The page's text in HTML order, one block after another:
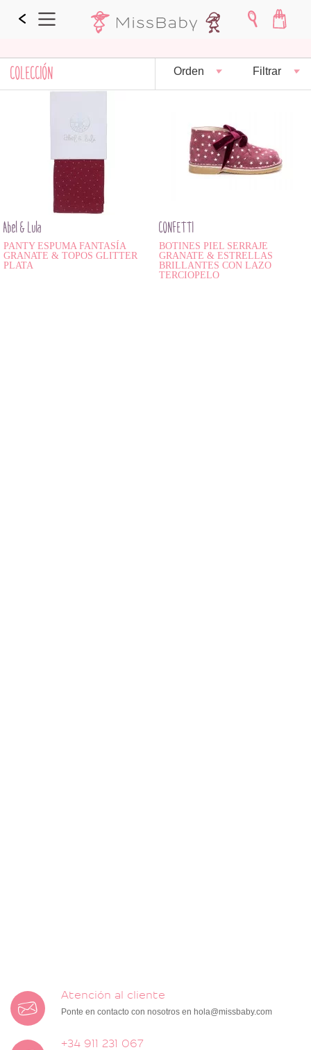
COLECCIÓN Orden Filtrar
Abel & Lula
PANTY ESPUMA FANTASÍA
GRANATE & TOPOS GLITTER
PLATA
CONFETTI
BOTINES PIEL SERRAJE
GRANATE & ESTRELLAS
BRILLANTES CON LAZO
TERCIOPELO
Atención al cliente
Ponte en contacto con nosotros en hola@missbaby.com
+34 911 231 067